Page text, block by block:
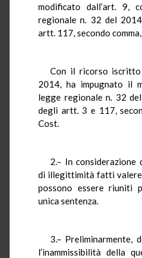
modificato dall’art. 9,
regionale n. 32 del
artt. 117, secondo
Con il ricorso
2014, ha impugnato il
legge regionale n. 32
degli artt. 3 e 117,
Cost.
2.– In considerazione
di illegittimità fatti valere
possono essere riuniti
unica sentenza.
3.– Preliminarmente,
l’inammissibilità della